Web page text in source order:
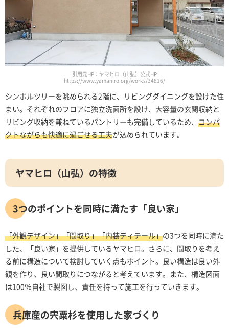
引用元HP：ヤマヒロ（山弘）公式HP
https://www.yamahiro.org/works/34816/
シンボルツリーを眺められる2階に、リビングダイニングを設けた住
まい。それぞれのフロアに独立洗面所を設け、大容量の玄関収納と
リビング収納を兼ねているパントリーも完備しているため、 コンパ
クトながらも快適に過ごせる工夫が込められています。
ヤマヒロ（山弘）の特徴
3つのポイントを同時に満たす「良い家」
「外観デザイン」「間取り」「内装ディテール」の3つを同時に満た
した、「良い家」を提供しているヤマヒロ。さらに、間取りを考え
る前に構造について検討していく点もポイント。良い構造は良い外
観を作り、良い間取りにつながると考えています。また、構造図面
は100％自社で製図し、責任を持って施工を行っていきます。
兵庫産の宍粟杉を使用した家づくり